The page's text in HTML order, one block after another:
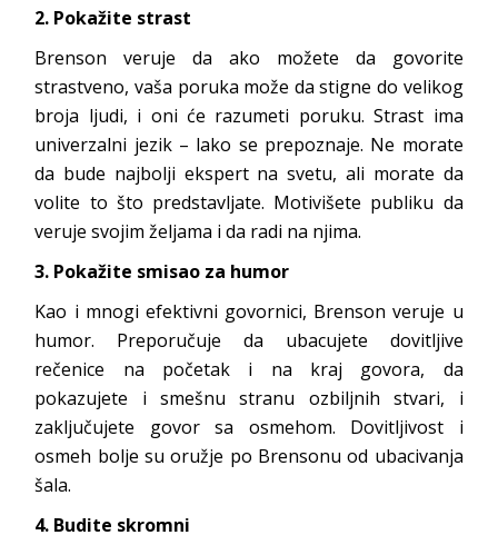
2. Pokažite strast
Brenson veruje da ako možete da govorite
strastveno, vaša poruka može da stigne do velikog
broja ljudi, i oni će razumeti poruku. Strast ima
univerzalni jezik – lako se prepoznaje. Ne morate
da bude najbolji ekspert na svetu, ali morate da
volite to što predstavljate. Motivišete publiku da
veruje svojim željama i da radi na njima.
3. Pokažite smisao za humor
Kao i mnogi efektivni govornici, Brenson veruje u
humor. Preporučuje da ubacujete dovitljive
rečenice na početak i na kraj govora, da
pokazujete i smešnu stranu ozbiljnih stvari, i
zaključujete govor sa osmehom. Dovitljivost i
osmeh bolje su oružje po Brensonu od ubacivanja
šala.
4. Budite skromni